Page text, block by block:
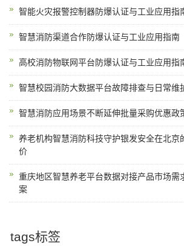
智能火灾报警控制器防爆认证与工业应用指
智慧消防渠道合作防爆认证与工业应用指南
高校消防物联网平台防爆认证与工业应用指
智慧校园消防大数据平台故障排查与日常维
智慧消防应用场景不断延伸批量采购优惠政
养老机构智慧消防科技守护银发安全在北京
价
重庆地区智慧养老平台数据对接产品市场需
案
tags标签